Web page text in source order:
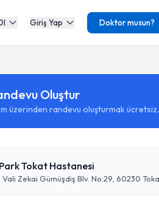
Giriş Yap Doktor musun?
Oluştur
üzerinden randevu oluşturmak ücretsiz.
Tokat Hastanesi